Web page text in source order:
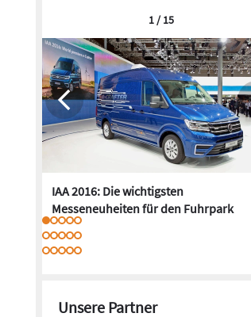
IAA 2016: Die wichtigsten
Messeneuheiten für den Fuhrpark
1 / 15
Unsere Partner